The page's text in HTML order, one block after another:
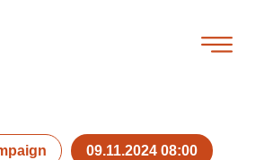
09.11.2024 08:00